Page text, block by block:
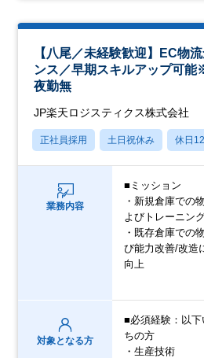
【八尾／未経験歓迎】EC物
ンス／早期スキルアップ可
夜勤無
JP楽天ロジスティクス株式会社
正社員採用 土日祝休み 休日
業務内容
■ミッション
・新規倉庫での
よびトレーニン
・既存倉庫での
び能力改善/改造
向上
対象となる方
■必須経験：以
ちの方
・生産技術